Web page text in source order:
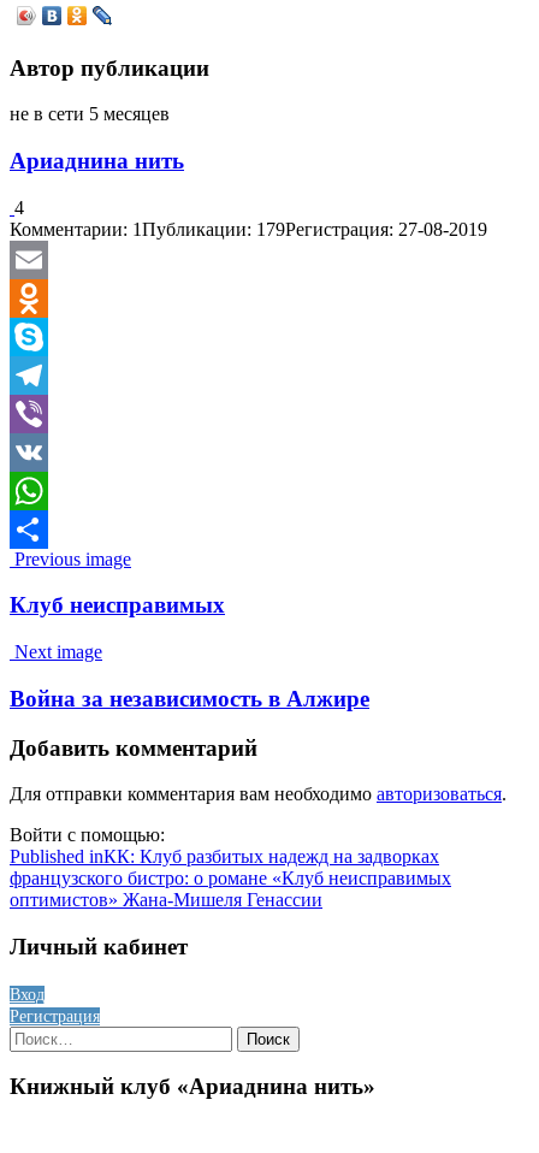
Автор публикации
не в сети 5 месяцев
Ариаднина нить
4
Комментарии: 1Публикации: 179Регистрация: 27-08-2019
Email
Odnoklassniki
Skype
Telegram
Viber
VK
WhatsApp
Отправить
Image
navigation
Previous image
Клуб неисправимых
Next image
Война за независимость в Алжире
Добавить комментарий
Для отправки комментария вам необходимо авторизоваться.
Войти с помощью:
Навигация
по
Published inКК: Клуб разбитых надежд на задворках
французского бистро: о романе «Клуб неисправимых
оптимистов» Жана-Мишеля Генассии
Личный кабинет
Вход
Регистрация
Найти:
Книжный клуб «Ариаднина нить»